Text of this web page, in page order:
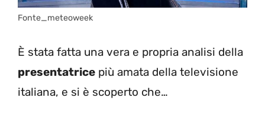
Fonte_meteoweek
È stata fatta una vera e propria analisi della
presentatrice più amata della televisione
italiana, e si è scoperto che…